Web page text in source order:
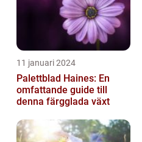
11 januari 2024
Palettblad Haines: En
omfattande guide till
denna färgglada växt